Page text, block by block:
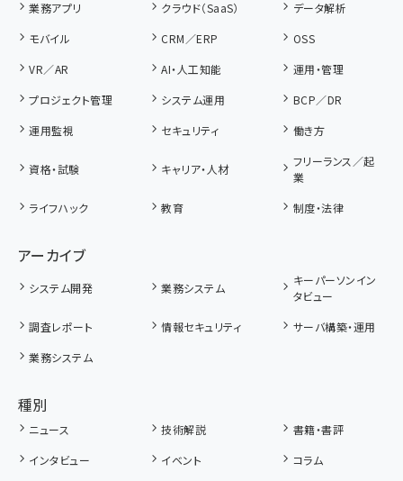
業務アプリ
クラウド（SaaS）
データ解析
モバイル
CRM／ERP
OSS
VR／AR
AI・人工知能
運用・管理
プロジェクト管理
システム運用
BCP／DR
運用監視
セキュリティ 働き方
資格・試験 キャリア・人材
フリーランス／起
業
ライフハック
教育 制度・法律
アーカイブ
システム開発 業務システム
キーパーソンイン
タビュー
調査レポート
情報セキュリティ
サーバ構築・運用
業務システム
種別
ニュース 技術解説
書籍・書評
インタビュー
イベント
コラム